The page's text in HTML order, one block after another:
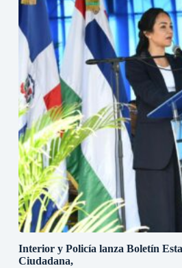
Interior y Policía lanza Boletín
Ciudadana,